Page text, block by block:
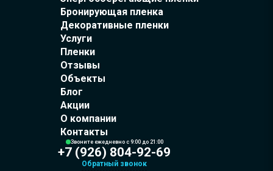
Бронирующая пленка
Декоративные пленки
Услуги
Пленки
Отзывы
Объекты
Блог
Акции
О компании
Контакты
Звоните ежедневно с 9:00 до 21:00
+7 (926) 804-92-69
Обратный звонок